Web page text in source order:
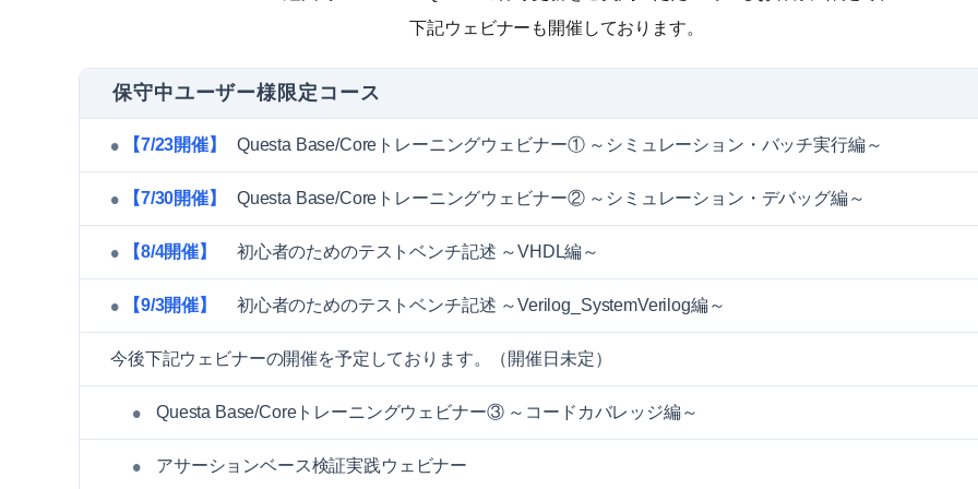
下記ウェビナーも開催しております。
保守中ユーザー様限定コース
【7/23開催】 Questa Base/Coreトレーニングウェビナー① ～シミュレーション・バッチ実行編～
【7/30開催】 Questa Base/Coreトレーニングウェビナー② ～シミュレーション・デバッグ編～
【8/4開催】 初心者のためのテストベンチ記述 ～VHDL編～
【9/3開催】 初心者のためのテストベンチ記述 ～Verilog_SystemVerilog編～
今後下記ウェビナーの開催を予定しております。（開催日未定）
• Questa Base/Coreトレーニングウェビナー③ ～コードカバレッジ編～
• アサーションベース検証実践ウェビナー